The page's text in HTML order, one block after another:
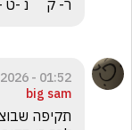
ר- ק     נ -
01:52 - 08.06.2026
big sam